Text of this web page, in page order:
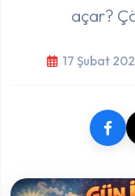
açar?
17 Şubat